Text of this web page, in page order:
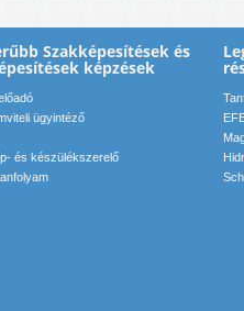
Szakképesítések és
képzések
ügyintéző
és készülékszerelő